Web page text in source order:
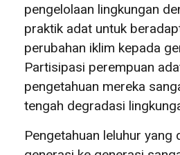
pengelolaan lingkungan
praktik adat untuk
perubahan iklim kepada
Partisipasi perempuan
pengetahuan mereka
tengah degradasi
Pengetahuan leluhur yang